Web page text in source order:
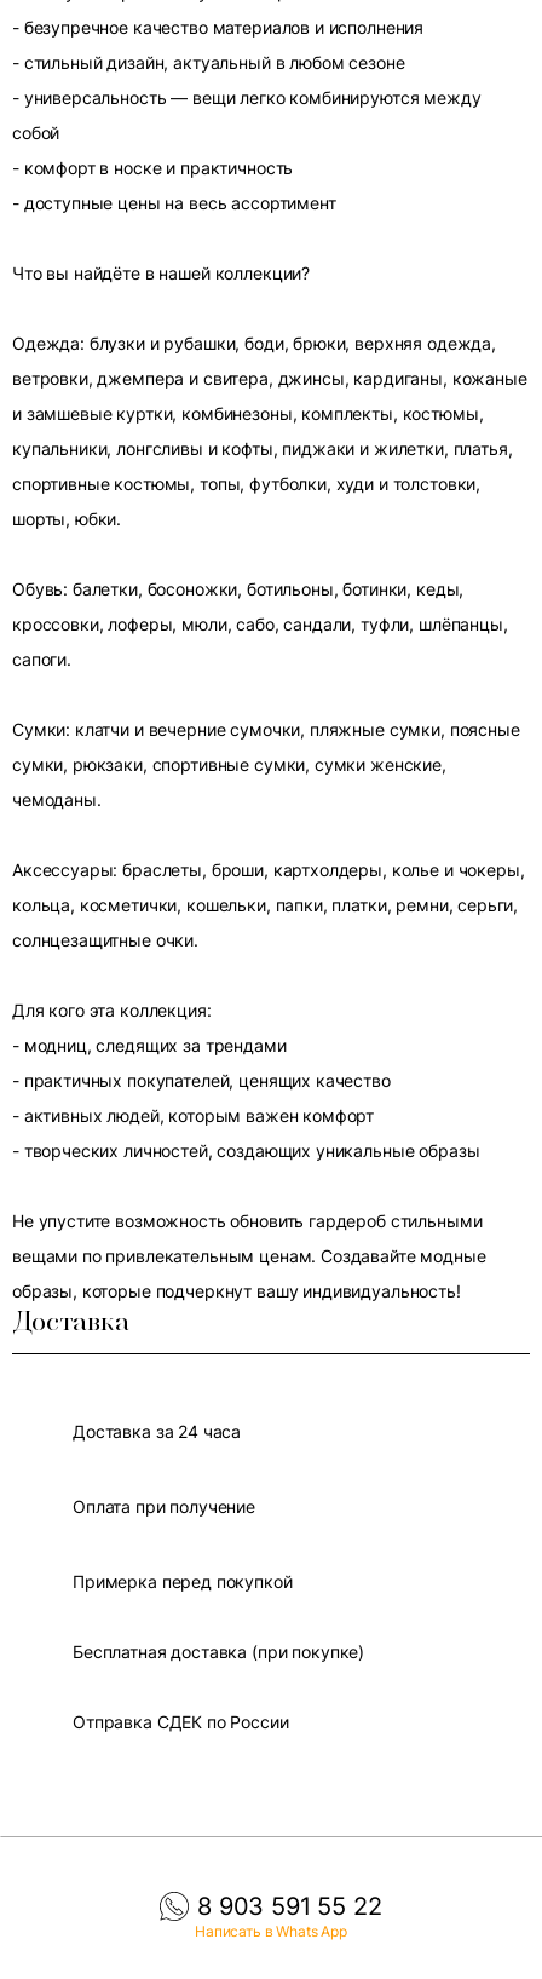
- безупречное качество материалов и исполнения
- стильный дизайн, актуальный в любом сезоне
- универсальность — вещи легко комбинируются между
собой
- комфорт в носке и практичность
- доступные цены на весь ассортимент
Что вы найдёте в нашей коллекции?
Одежда: блузки и рубашки, боди, брюки, верхняя одежда,
ветровки, джемпера и свитера, джинсы, кардиганы, кожаные
и замшевые куртки, комбинезоны, комплекты, костюмы,
купальники, лонгсливы и кофты, пиджаки и жилетки, платья,
спортивные костюмы, топы, футболки, худи и толстовки,
шорты, юбки.
Обувь: балетки, босоножки, ботильоны, ботинки, кеды,
кроссовки, лоферы, мюли, сабо, сандали, туфли, шлёпанцы,
сапоги.
Сумки: клатчи и вечерние сумочки, пляжные сумки, поясные
сумки, рюкзаки, спортивные сумки, сумки женские,
чемоданы.
Аксессуары: браслеты, броши, картхолдеры, колье и чокеры,
кольца, косметички, кошельки, папки, платки, ремни, серьги,
солнцезащитные очки.
Для кого эта коллекция:
- модниц, следящих за трендами
- практичных покупателей, ценящих качество
- активных людей, которым важен комфорт
- творческих личностей, создающих уникальные образы
Не упустите возможность обновить гардероб стильными
вещами по привлекательным ценам. Создавайте модные
образы, которые подчеркнут вашу индивидуальность!
Доставка
Доставка за 24 часа
Оплата при получение
Примерка перед покупкой
Бесплатная доставка (при покупке)
Отправка СДЕК по России
8 903 591 55 22
Написать в Whats App